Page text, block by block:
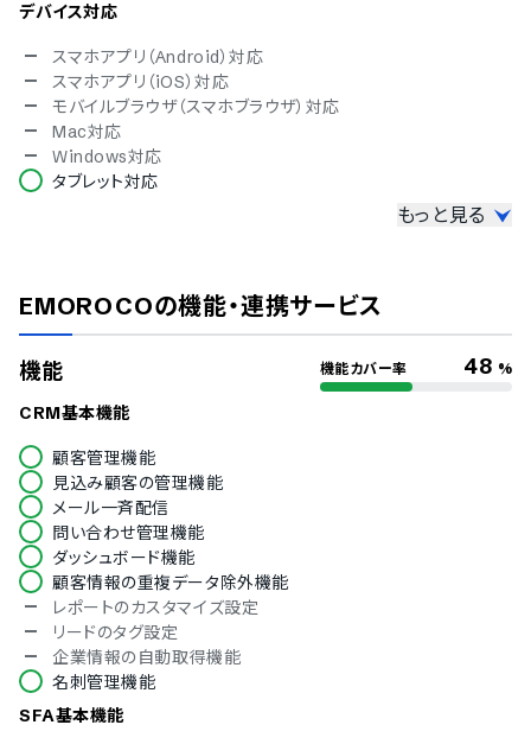
デバイス対応
スマホアプリ（Android）対応
スマホアプリ（iOS）対応
モバイルブラウザ（スマホブラウザ）対応
Mac対応
Windows対応
タブレット対応
冗長化
通信の暗号化
IP制限
二要素認証・二段階認証
シングルサインオン
対応言語
英語
中国語
デンマーク語
オランダ語
フィンランド語
フランス語
ドイツ語
イタリア語
韓国語
ノルウェー語
もっと見る
EMOROCOの機能・連携サービス
機能 機能カバー率 48 %
CRM基本機能
顧客管理機能
見込み顧客の管理機能
メール一斉配信
問い合わせ管理機能
ダッシュボード機能
顧客情報の重複データ除外機能
レポートのカスタマイズ設定
リードのタグ設定
企業情報の自動取得機能
名刺管理機能
SFA基本機能